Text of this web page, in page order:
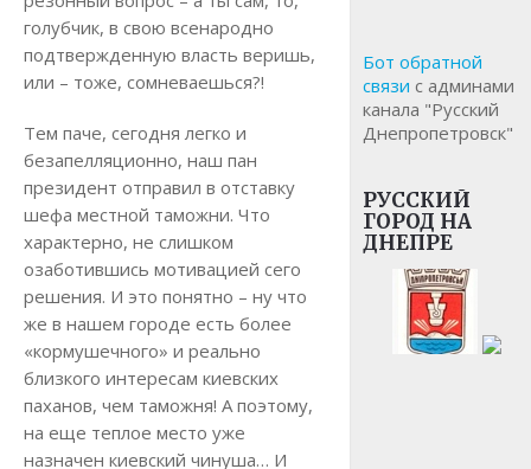
голубчик, в свою всенародно
подтвержденную власть веришь,
или – тоже, сомневаешься?!
Тем паче, сегодня легко и
безапелляционно, наш пан
президент отправил в отставку
шефа местной таможни. Что
характерно, не слишком
озаботившись мотивацией сего
решения. И это понятно – ну что
же в нашем городе есть более
«кормушечного» и реально
близкого интересам киевских
паханов, чем таможня! А поэтому,
на еще теплое место уже
назначен киевский чинуша… И
Бот обратной
связи с админами
канала "Русский
Днепропетровск"
РУССКИЙ
ГОРОД НА
ДНЕПРЕ